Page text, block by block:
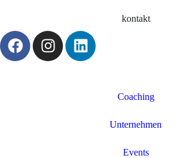
kontakt
Coaching
Unternehmen
Events